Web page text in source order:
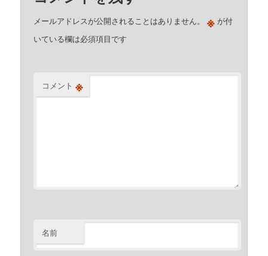
メールアドレスが公開されることはありません。 ※ が付
いている欄は必須項目です
コメント ※
名前